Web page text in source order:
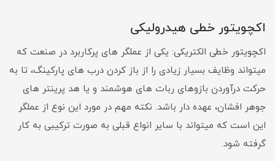
اکچویتور خطی هیدرولیکی
اکچویتور خطی الکتریکی: یکی از عملگر های پرکاربرد در صنعت که
میتواند وظایف بسیار زیادی را از باز کردن درب های پارکینگ، تا به
حرکت درآوردن بازوهای ربات های هوشمند و یا هد پرینتر های
جوهر افشان، عهده دار باشد. نکته مهم در مورد این نوع از عملگر
این است که میتواند با سایر انواع قبلی به صورت ترکیبی به کار
گرفته شود.